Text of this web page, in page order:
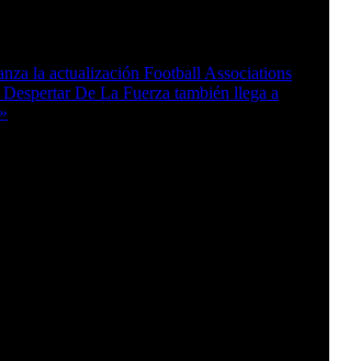
la actualización Football Associations
De La Fuerza también llega a